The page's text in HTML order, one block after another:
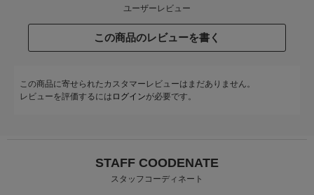
ユーザーレビュー
この商品のレビューを書く
この商品に寄せられたカスタマーレビューはまだありません。
レビューを評価するには ログインが必要です。
STAFF COODENATE
スタッフコーディネート